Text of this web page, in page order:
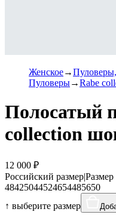
Женское
Пуловеры
Rabe
Полосатый
collection
12 000 ₽
Российский размер|Размер
48425044524654485650
↑ выберите размер